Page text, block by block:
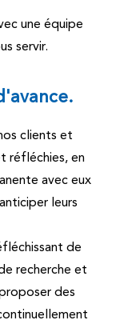
une équipe
servir.
clients et
réfléchies, en
avec eux
leurs
de
recherche et
des